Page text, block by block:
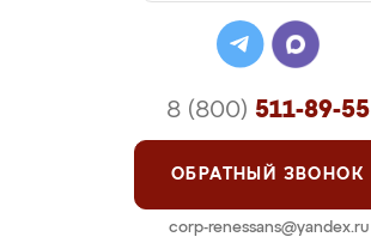
8 (800) 511-89-55
ОБРАТНЫЙ ЗВОНОК
corp-renessans@yandex.ru